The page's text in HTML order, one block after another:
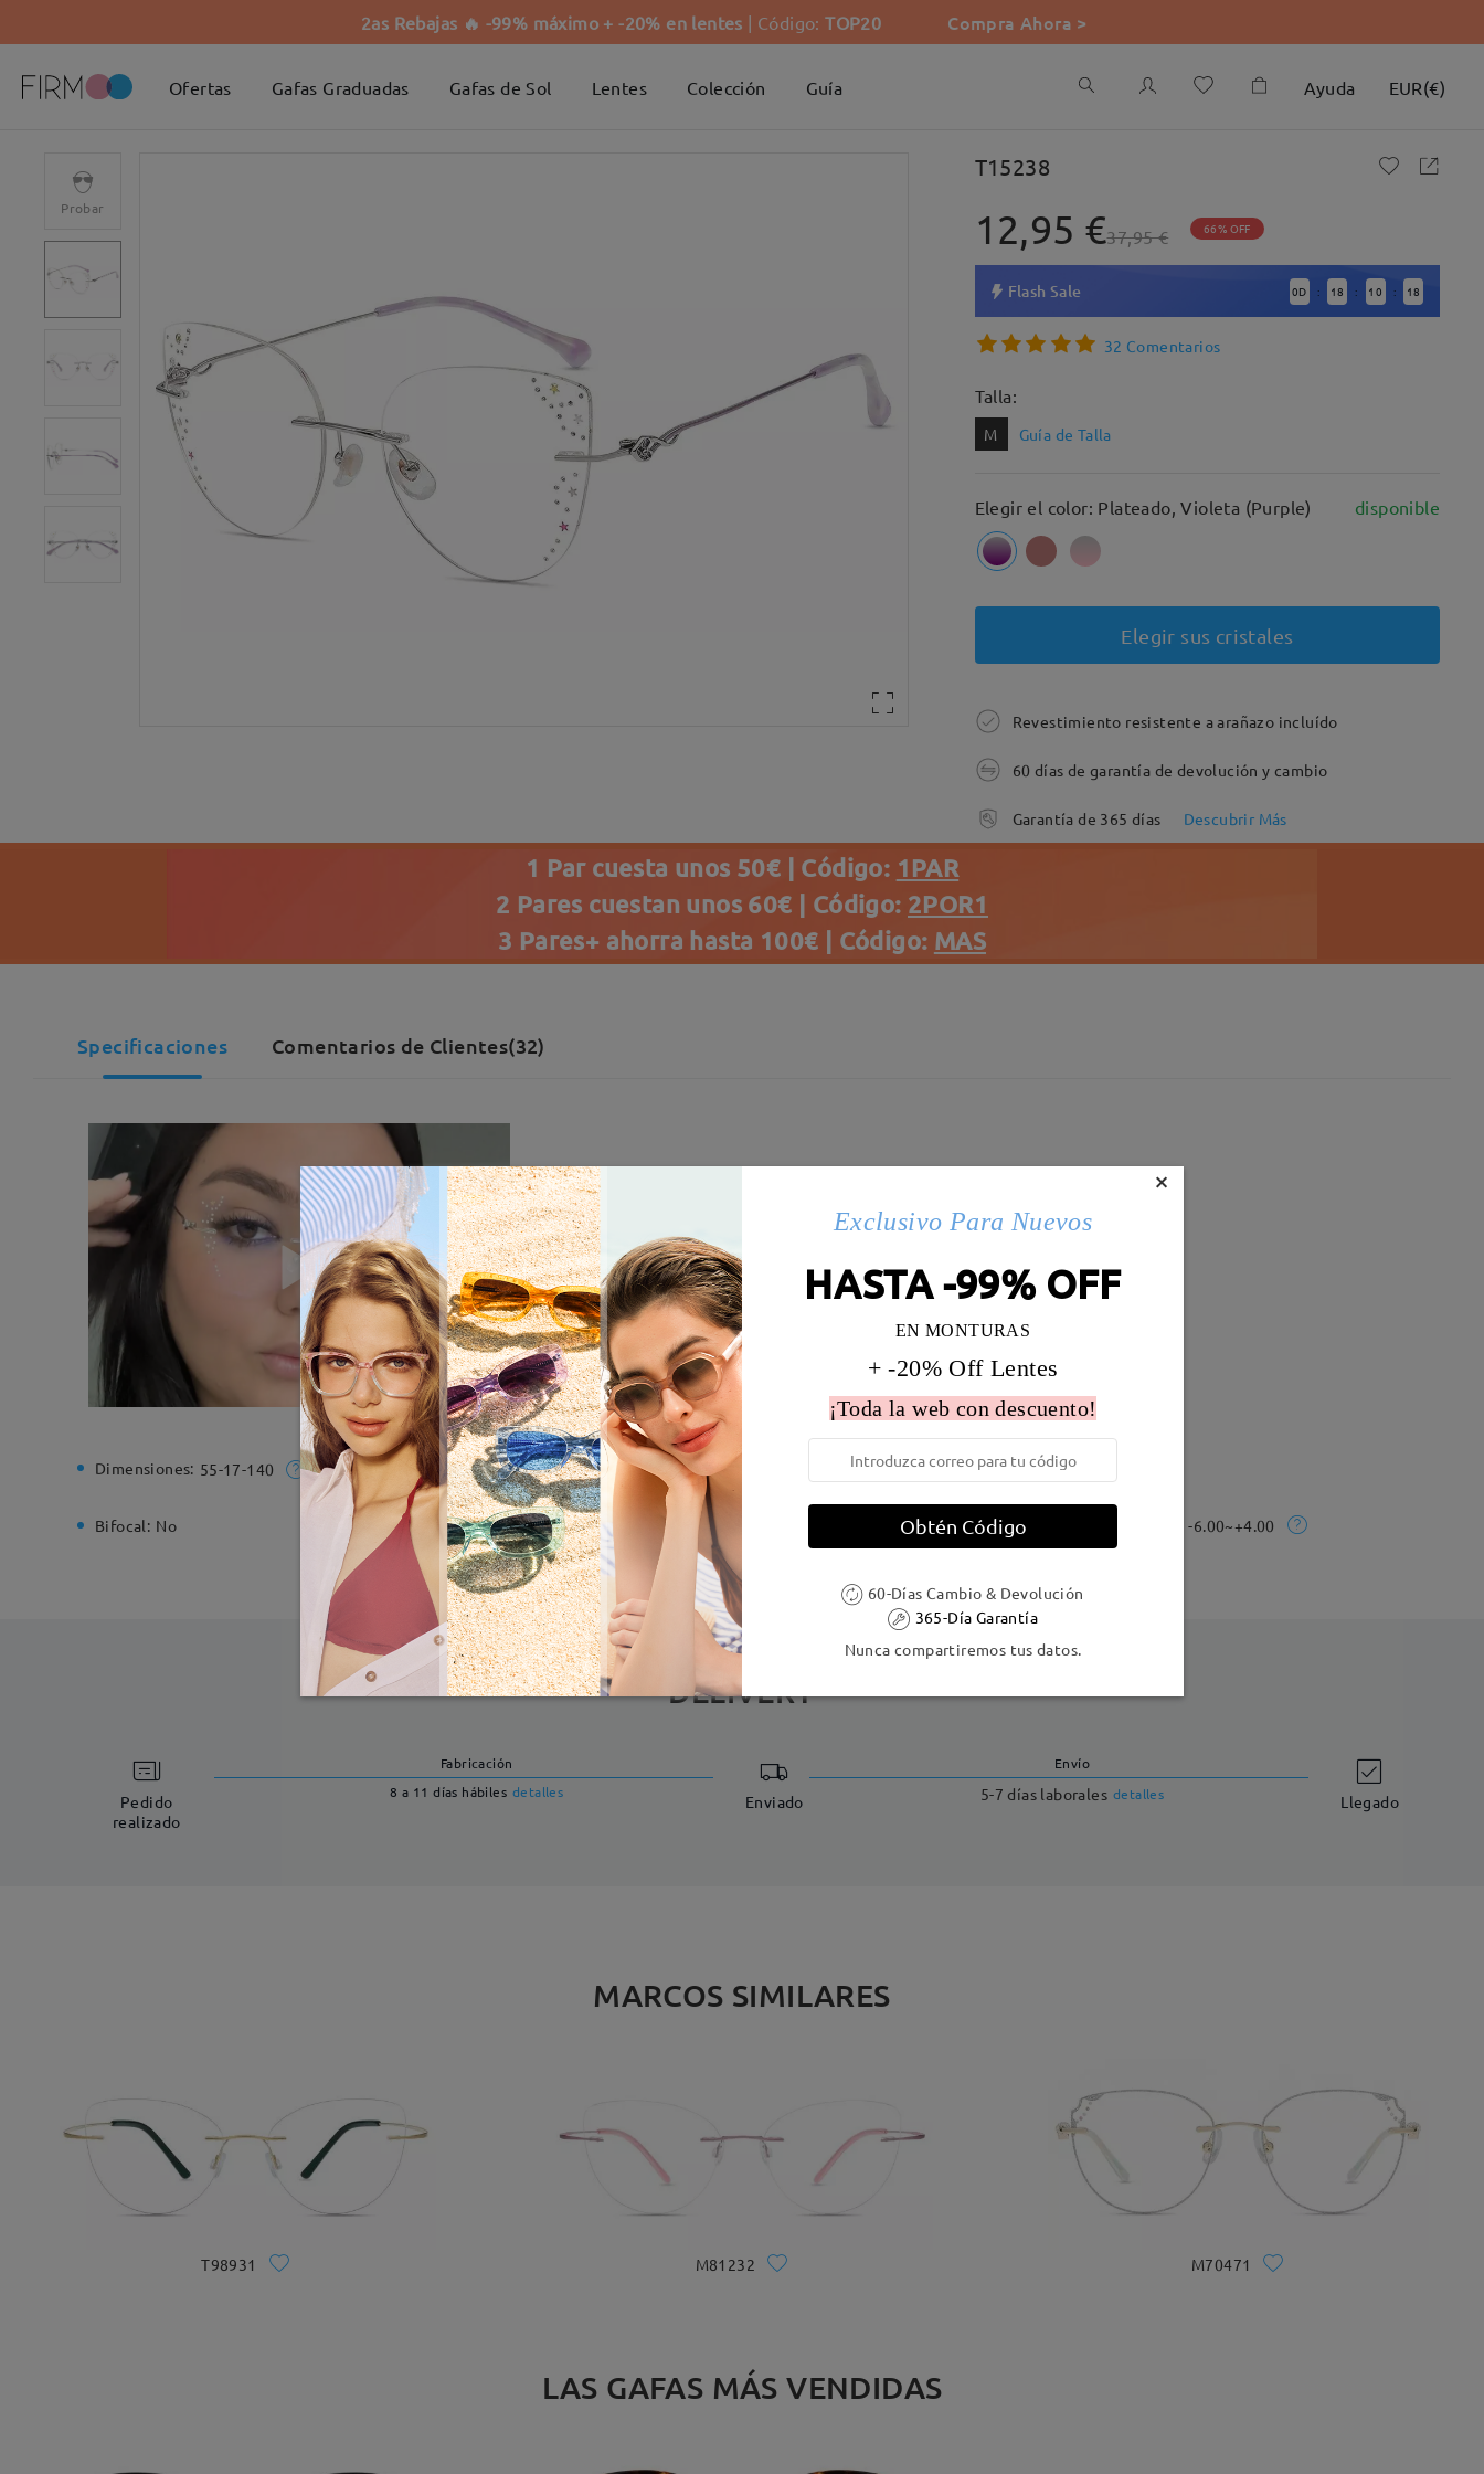
2as Rebajas 🔥 -99% máximo + -20% en lentes | Código:TOP20 Compra Ahora >
Ofertas Gafas Graduadas Gafas de Sol Lentes Colección Guía Ayuda EUR(€)
Probar
T15238
12,95 €37,95 € 66% OFF
Flash Sale 0D : 18 : 10 : 17
32 Comentarios
Talla:
M Guía de Talla
Elegir el color: Plateado, Violeta (Purple) disponible
Elegir sus cristales
Revestimiento resistente a arañazo incluído
60 días de garantía de devolución y cambio
Garantía de 365 días Descubrir Más
1 Par cuesta unos 50€ | Código: 1PAR
2 Pares cuestan unos 60€ | Código: 2POR1
3 Pares+ ahorra hasta 100€ | Código: MAS
Specificaciones Comentarios de Clientes(32)
Dimensiones: 55-17-140 Ancho de la montura: 131 mm Medio) Diametro de lentes: 59 mm
Bifocal: No Bisagra de resorte: No Material de la montura: Titanio -6.00~+4.00
DELIVERY
Pedido
realizado
Fabricación
8 a 11 días hábiles detalles Enviado
Envío
5-7 días laborales detalles Llegado
MARCOS SIMILARES
T98931 M81232 M70471
LAS GAFAS MÁS VENDIDAS
×
Exclusivo Para Nuevos
HASTA -99% OFF
EN MONTURAS
+ -20% Off Lentes
¡Toda la web con descuento!
Obtén Código
60-Días Cambio & Devolución
365-Día Garantía
Nunca compartiremos tus datos.